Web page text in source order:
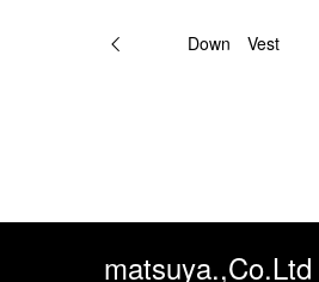
Down Vest
matsuya.,Co.Ltd